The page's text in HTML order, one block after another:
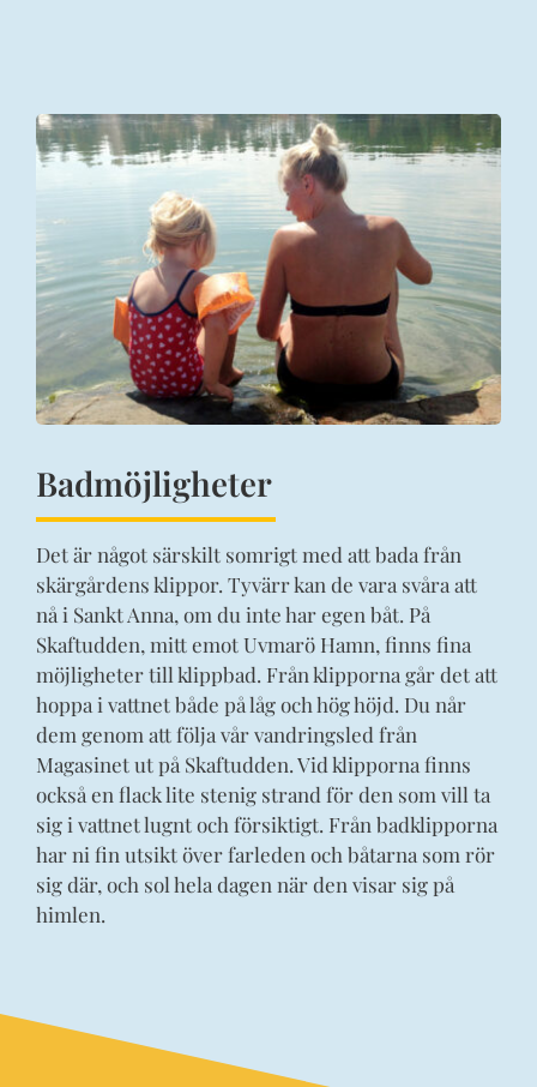
Badmöjligheter
Det är något särskilt somrigt med att bada från
skärgårdens klippor. Tyvärr kan de vara svåra att
nå i Sankt Anna, om du inte har egen båt. På
Skaftudden, mitt emot Uvmarö Hamn, finns fina
möjligheter till klippbad. Från klipporna går det att
hoppa i vattnet både på låg och hög höjd. Du når
dem genom att följa vår vandringsled från
Magasinet ut på Skaftudden. Vid klipporna finns
också en flack lite stenig strand för den som vill ta
sig i vattnet lugnt och försiktigt. Från badklipporna
har ni fin utsikt över farleden och båtarna som rör
sig där, och sol hela dagen när den visar sig på
himlen.